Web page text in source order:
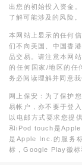
出您的初始投入资金
了解可能涉及的风险。
本网站上显示的任何
们不向美国、中国香
品交易。请注意本网
的任何国家/地区的任
务必阅读理解并同意
网上保安：为了保护
易帐户，亦不要于登
以电邮方式要求您提
和iPod touch是
是Apple Inc.的服务
标，Google Play徽标